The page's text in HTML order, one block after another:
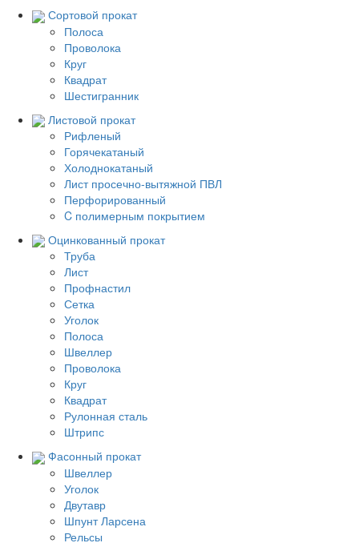
Сортовой прокат
Полоса
Проволока
Круг
Квадрат
Шестигранник
Листовой прокат
Рифленый
Горячекатаный
Холоднокатаный
Лист просечно-вытяжной ПВЛ
Перфорированный
C полимерным покрытием
Оцинкованный прокат
Труба
Лист
Профнастил
Сетка
Уголок
Полоса
Швеллер
Проволока
Круг
Квадрат
Рулонная сталь
Штрипс
Фасонный прокат
Швеллер
Уголок
Двутавр
Шпунт Ларсена
Рельсы